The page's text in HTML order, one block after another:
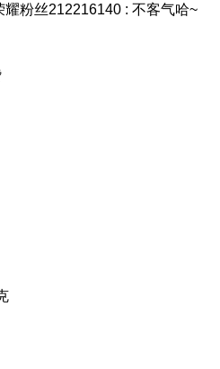
耀粉丝212216140 : 不客气哈~